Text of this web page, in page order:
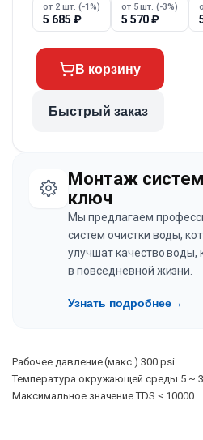
от 2 шт. (-1%)
5 685 ₽
от 5 шт. (-3%)
5 570₽
В корзину
Быстрый заказ
Монтаж
ключ
Мы предлагаем
систем очистки воды,
улучшат качество воды,
в повседневной жизни.
Узнать подробнее→
Рабочее давление (макс.) 300 psi
Температура окружающей среды 5 ~
Максимальное значение TDS ≤ 10000